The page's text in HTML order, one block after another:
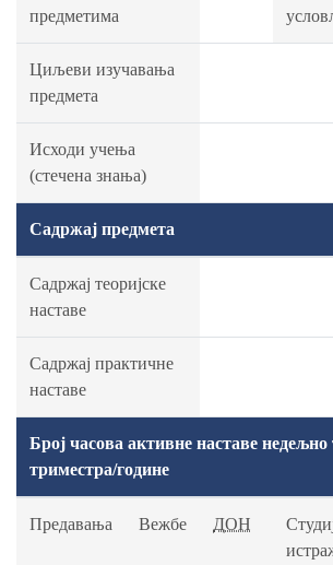
предметима
Циљеви изучавања
предмета
Исходи учења
(стечена знања)
Садржај предмета
Садржај теоријске
наставе
Садржај практичне
наставе
Број часова активне наставе
триместра/године
Предавања Вежбе ДОН